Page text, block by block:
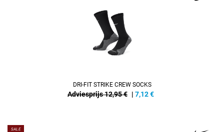
DRI-FIT STRIKE CREW SOCKS
Adviesprijs 12,95 € | 7,12€
SALE